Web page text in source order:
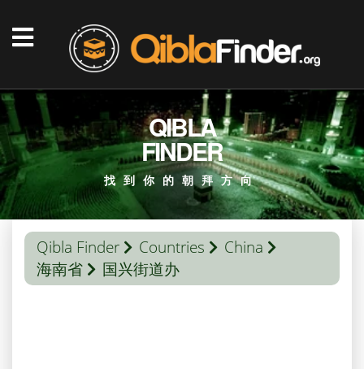
QIBLA
FINDER
找到你的朝拜方向
Qibla Finder Countries
China
海南省
国兴街道办